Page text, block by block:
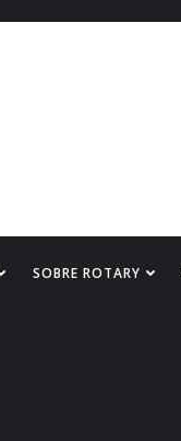
SOBRE ROTARY